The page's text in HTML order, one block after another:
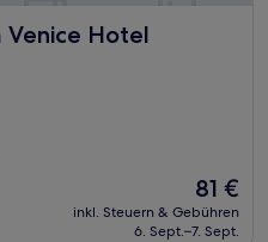
Venice Hotel
Hotel Venezia
Der
Preis
beträgt
81 €
inkl. Steuern & Gebühren
6. Sept.–7. Sept.